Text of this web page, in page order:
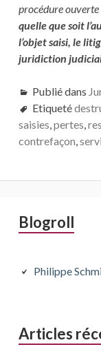
procédure ouverte
quelle que soit
l’objet saisi, le
juridiction
Publié dans
Etiqueté
saisies,pertes,
contrefaçon,
Barre
Blogroll
Philippe
Articles